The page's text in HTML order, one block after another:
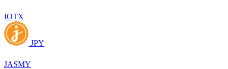
IOTX
JPY
JASMY